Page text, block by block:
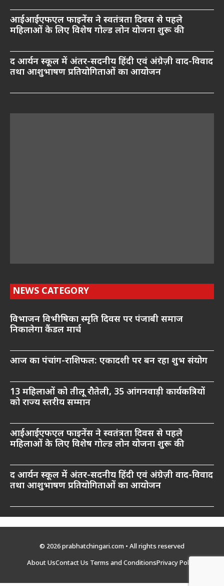
आईआईएफएल फाइनेंस ने स्वतंत्रता दिवस से पहले
महिलाओं के लिए विशेष गोल्ड लोन योजना शुरू की
द आर्यन स्कूल में अंतर-सदनीय हिंदी एवं अंग्रेज़ी वाद-विवाद
तथा आशुभाषण प्रतियोगिताओं का आयोजन
NEWS CATEGORY
विभाजन विभीषिका स्मृति दिवस पर पंजाबी समाज
निकालेगा कैंडल मार्च
आज का पंचांग-राशिफल: एकादशी पर बन रहा शुभ संयोग
13 महिलाओं को तीलू रौतेली, 35 आंगनवाड़ी कार्यकत्रियों
को राज्य स्तरीय सम्मान
आईआईएफएल फाइनेंस ने स्वतंत्रता दिवस से पहले
महिलाओं के लिए विशेष गोल्ड लोन योजना शुरू की
द आर्यन स्कूल में अंतर-सदनीय हिंदी एवं अंग्रेज़ी वाद-विवाद
तथा आशुभाषण प्रतियोगिताओं का आयोजन
© 2026 prabhatchingari.com • All rights reserved
About UsContact Us Terms and ConditionsPrivacy Policy